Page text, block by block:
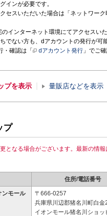
インが必要です。
セスいただいた場合は「ネットワー
インターネット環境にてアクセスい
でない方も、dアカウントの発行が可
・確認は「
dアカウント発行 」でご
プを表示 量販店などを表示
プ
となる場合がございます。最新の情報
住所/電話番号
ンモール
〒666-0257
兵庫県川辺郡猪名川町白金
イオンモール猪名川ショッ